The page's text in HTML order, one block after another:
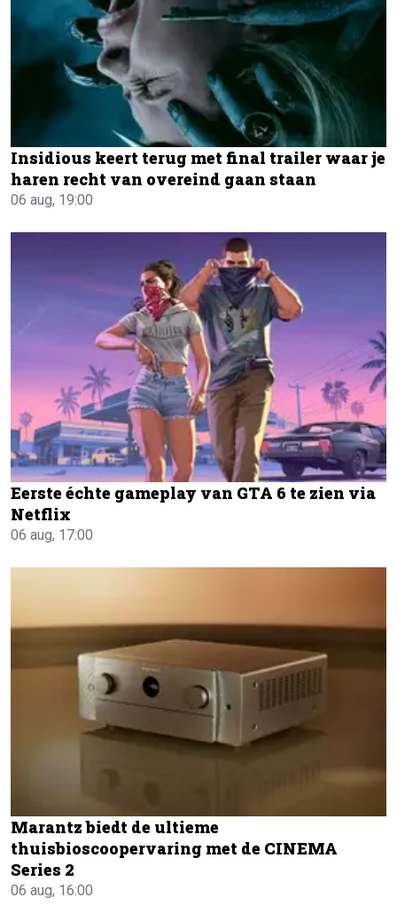
Insidious keert terug met final trailer waar je
haren recht van overeind gaan staan
06 aug, 19:00
Eerste échte gameplay van GTA 6 te zien via
Netflix
06 aug, 17:00
Marantz biedt de ultieme
thuisbioscoopervaring met de CINEMA
Series 2
06 aug, 16:00